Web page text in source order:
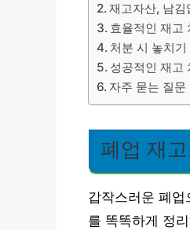
재고자산, 남김
효율적인 재고
처분 시 놓치
성공적인 재고
자주 묻는 질문
폐업 재
갑작스러운 폐
를 똑똑하게 정